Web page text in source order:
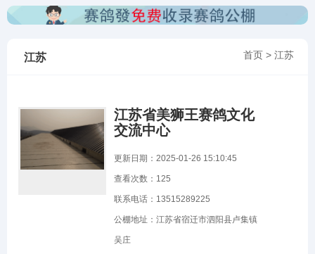
首页 > 江苏
江苏
江苏省美狮王赛鸽文化
交流中心
更新日期：2025-01-26 15:10:45
查看次数： 125
联系电话：13515289225
公棚地址：江苏省宿迁市泗阳县卢集镇
吴庄